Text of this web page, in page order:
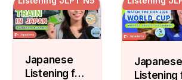
Japanese
Listening for
Japanese
Listening